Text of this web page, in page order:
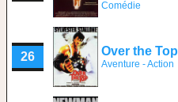
Comédie
26 Over the Top
Aventure - Action